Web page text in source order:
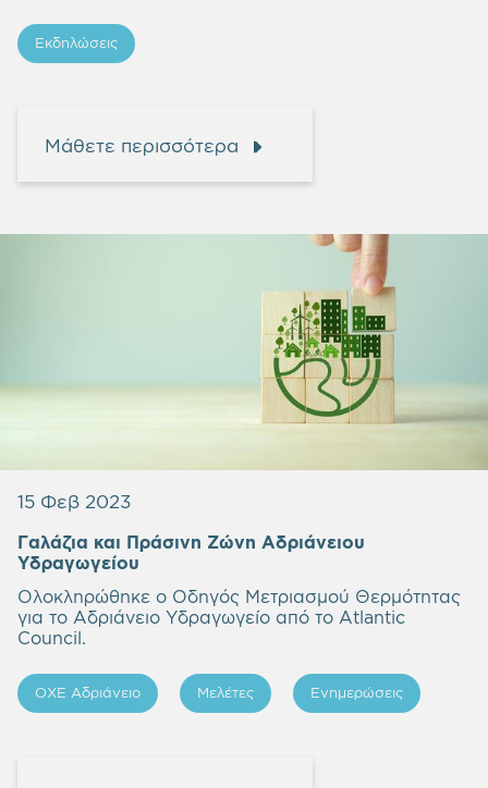
Εκδηλώσεις
Μάθετε περισσότερα
15 Φεβ 2023
Γαλάζια και Πράσινη Ζώνη Αδριάνειου
Υδραγωγείου
Ολοκληρώθηκε ο Οδηγός Μετριασμού Θερμότητας
για το Αδριάνειο Υδραγωγείο από το Atlantic
Council.
ΟΧΕ Αδριάνειο Μελέτες Ενημερώσεις